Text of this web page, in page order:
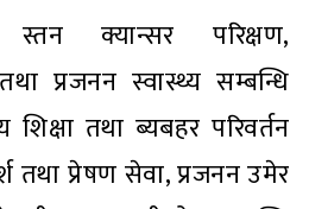
क्यान्सर परिक्षण,
प्रजनन स्वास्थ्य सम्बन्धि
शिक्षा तथा ब्यबहर परिवर्तन
तथा प्रेषण सेवा, प्रजनन उमेर